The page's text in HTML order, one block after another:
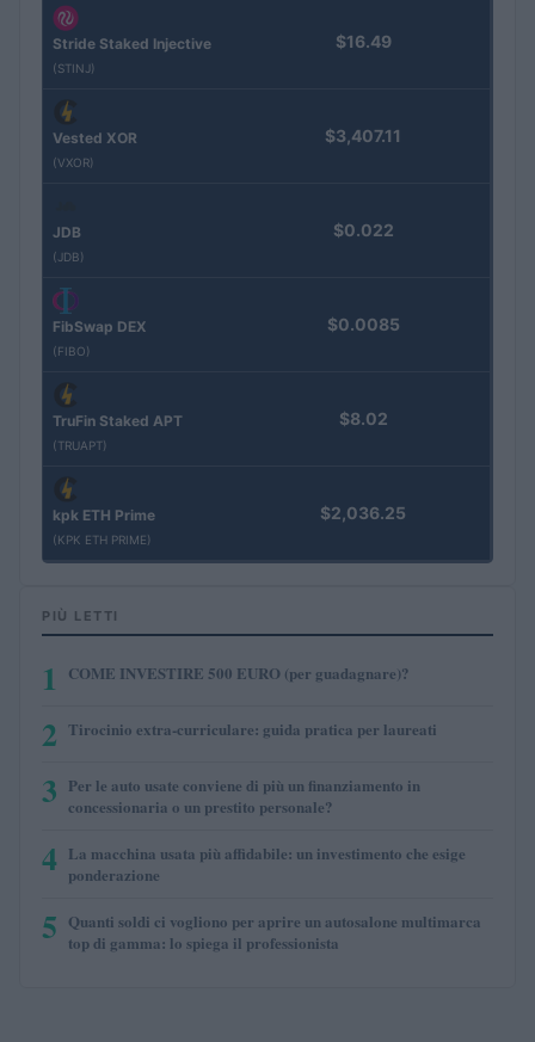
Stride Staked Injective
(STINJ)
$16.49
Vested XOR
(VXOR)
$3,407.11
JDB
(JDB)
$0.022
FibSwap DEX
(FIBO)
$0.0085
TruFin Staked APT
(TRUAPT)
$8.02
kpk ETH Prime
(KPK ETH PRIME)
$2,036.25
PIÙ LETTI
1 COME INVESTIRE 500 EURO (per guadagnare)?
2 Tirocinio extra-curriculare: guida pratica per laureati
3 Per le auto usate conviene di più un finanziamento in
concessionaria o un prestito personale?
4 La macchina usata più affidabile: un investimento che esige
ponderazione
5 Quanti soldi ci vogliono per aprire un autosalone multimarca
top di gamma: lo spiega il professionista